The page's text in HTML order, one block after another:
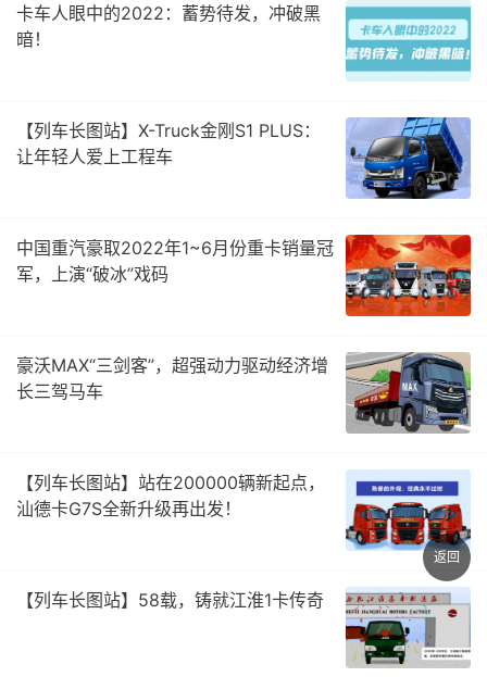
卡车人眼中的2022：蓄势待发，冲破黑
暗！
【列车长图站】X-Truck金刚S1 PLUS：
让年轻人爱上工程车
中国重汽豪取2022年1~6月份重卡销量冠
军，上演“破冰”戏码
豪沃MAX“三剑客”，超强动力驱动经济增
长三驾马车
【列车长图站】站在200000辆新起点，
汕德卡G7S全新升级再出发！
【列车长图站】58载，铸就江淮1卡传奇
返回